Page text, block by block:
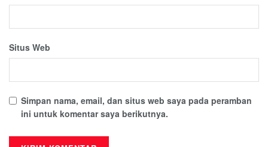
Situs Web
Simpan nama, email, dan situs web saya pada peramban
ini untuk komentar saya berikutnya.